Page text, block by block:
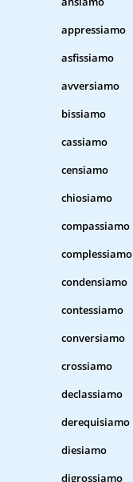
appressiamo
asfissiamo
avversiamo
bissiamo
cassiamo
censiamo
chiosiamo
compassiamo
complessiamo
condensiamo
contessiamo
conversiamo
crossiamo
declassiamo
derequisiamo
diesiamo
digrossiamo